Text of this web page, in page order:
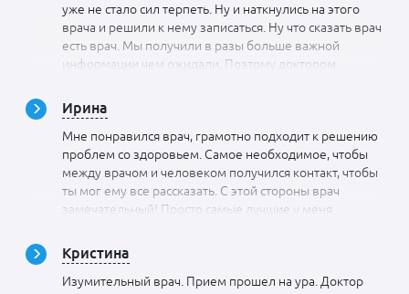
уже не стало сил терпеть. Ну и наткнулись на этого
врача и решили к нему записаться. Ну что сказать врач
есть врач. Мы получили в разы больше важной
информации чем ожидали. Поэтому доктором
оговорили. Избыточного ничего не навязывали.
Импонировало, что выбор оставался за нами.
Ирина
Мне понравился врач, грамотно подходит к решению
проблем со здоровьем. Самое необходимое, чтобы
между врачом и человеком получился контакт, чтобы
ты мог ему все рассказать. С этой стороны врач
замечательный! Просто самые лучшие у меня
человек, оказался на нужной стезе, работает по зову
сердца, мне приятно с ним контактировать. Я очень
рекомендую этого доктора. Так как нам выписали
Кристина
Изумительный врач. Прием прошел на ура. Доктор